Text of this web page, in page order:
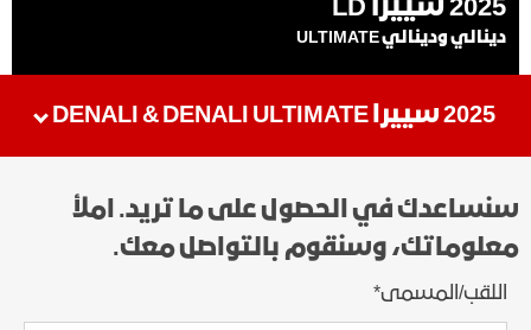
دينالي ودينالي ULTIMATE
2025 سييرا DENALI & DENALI ULTIMATE
سنساعدك في الحصول على ما تريد. املأ
معلوماتك، وسنقوم بالتواصل معك.
اللقب/المسمى*